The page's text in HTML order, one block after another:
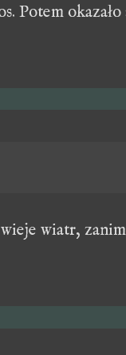
Potem
wiatr,